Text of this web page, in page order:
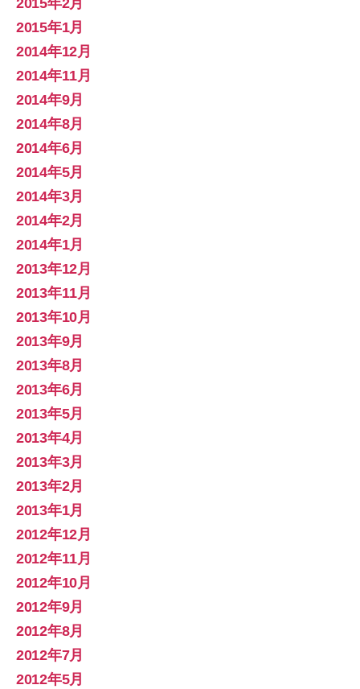
2015年2月
2015年1月
2014年12月
2014年11月
2014年9月
2014年8月
2014年6月
2014年5月
2014年3月
2014年2月
2014年1月
2013年12月
2013年11月
2013年10月
2013年9月
2013年8月
2013年6月
2013年5月
2013年4月
2013年3月
2013年2月
2013年1月
2012年12月
2012年11月
2012年10月
2012年9月
2012年8月
2012年7月
2012年5月